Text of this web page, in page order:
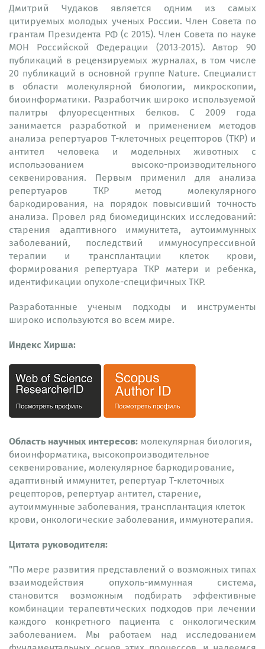
Дмитрий Чудаков является одним из самых
цитируемых молодых ученых России. Член Совета по
грантам Президента РФ (с 2015). Член Совета по науке
МОН Российской Федерации (2013-2015). Автор 90
публикаций в рецензируемых журналах, в том числе
20 публикаций в основной группе Nature. Специалист
в области молекулярной биологии, микроскопии,
биоинформатики. Разработчик широко используемой
палитры флуоресцентных белков. С 2009 года
занимается разработкой и применением методов
анализа репертуаров Т-клеточных рецепторов (ТКР) и
антител человека и модельных животных с
использованием высоко-производительного
секвенирования. Первым применил для анализа
репертуаров ТКР метод молекулярного
баркодирования, на порядок повысивший точность
анализа. Провел ряд биомедицинских исследований:
старения адаптивного иммунитета, аутоиммунных
заболеваний, последствий иммуносупрессивной
терапии и трансплантации клеток крови,
формирования репертуара ТКР матери и ребенка,
идентификации опухоле-специфичных ТКР.
Разработанные ученым подходы и инструменты
широко используются во всем мире.
Индекс Хирша:
Область научных интересов: молекулярная биология,
биоинформатика, высокопроизводительное
секвенирование, молекулярное баркодирование,
адаптивный иммунитет, репертуар Т-клеточных
рецепторов, репертуар антител, старение,
аутоиммунные заболевания, трансплантация клеток
крови, онкологические заболевания, иммунотерапия.
Цитата руководителя:
"По мере развития представлений о возможных типах
взаимодействия опухоль-иммунная система,
становится возможным подбирать эффективные
комбинации терапевтических подходов при лечении
каждого конкретного пациента с онкологическим
заболеванием. Мы работаем над исследованием